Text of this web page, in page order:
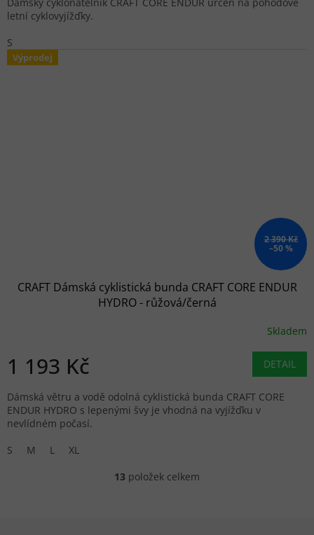
letní cyklovyjížďky.
S
Výprodej
2 390 Kč
–50 %
CRAFT Dámská cyklistická bunda CRAFT CORE ENDUR
HYDRO - růžová/černá
Skladem
1 193 Kč DETAIL
Dámská větru a vodě odolná cyklistická bunda CRAFT CORE
ENDUR HYDRO s lepenými švy je vhodná na vyjížďku v
nevlídném počasí.
S
M L XL
Ovládací prvky výpisu
13 položek celkem